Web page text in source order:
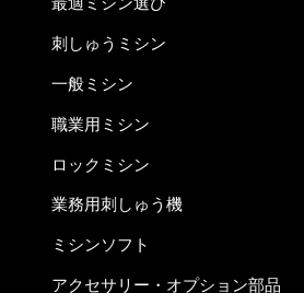
刺しゅうミシン
一般ミシン
職業用ミシン
ロックミシン
業務用刺しゅう機
ミシンソフト
アクセサリー・オプション部品